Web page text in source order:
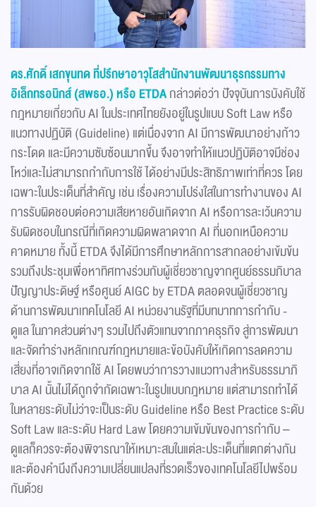
ดร.ศักดิ์ เสกขุนทด ที่ปรึกษาอาวุโสสำนักงานพัฒนาธุรกรรมทาง
อิเล็กทรอนิกส์ (สพธอ.) หรือ ETDAกล่าวต่อว่า ปัจจุบันการบังคับใช้
กฎหมายเกี่ยวกับ AI ในประเทศไทยยังอยู่ในรูปแบบ Soft Law หรือ
แนวทางปฏิบัติ (Guideline) แต่เนื่องจาก AI มีการพัฒนาอย่างก้าว
กระโดด และมีความซับซ้อนมากขึ้น จึงอาจทำให้แนวปฏิบัติอาจมีช่อง
โหว่และไม่สามารถกำกับการใช้ ได้อย่างมีประสิทธิภาพเท่าที่ควร โดย
เฉพาะในประเด็นที่สำคัญ เช่น เรื่องความโปร่งใสในการทำงานของ AI
การรับผิดชอบต่อความเสียหายอันเกิดจาก AI หรือการละเว้นความ
รับผิดชอบในกรณีที่เกิดความผิดพลาดจาก AI ที่นอกเหนือความ
คาดหมาย ทั้งนี้ ETDA จึงได้มีการศึกษาหลักการสากลอย่างเข้มข้น
รวมถึงประชุมเพื่อหาทิศทางร่วมกับผู้เชี่ยวชาญจากศูนย์ธรรมภิบาล
ปัญญาประดิษฐ์ หรือศูนย์ AIGC by ETDA ตลอดจนผู้เชี่ยวชาญ
ด้านการพัฒนาเทคโนโลยี AI หน่วยงานรัฐที่มีบทบาทการกำกับ -
ดูแล ในภาคส่วนต่างๆ รวมไปถึงตัวแทนจากภาคธุรกิจ สู่การพัฒนา
และจัดทำร่างหลักเกณฑ์กฎหมายและข้อบังคับให้เกิดการลดความ
เสี่ยงที่อาจเกิดจากใช้ AI โดยพบว่าการวางแนวทางสำหรับธรรมาภิ
บาล AI นั้นไม่ได้ถูกจำกัดเฉพาะในรูปแบบกฎหมาย แต่สามารถทำได้
ในหลายระดับไม่ว่าจะเป็นระดับ Guideline หรือ Best Practice ระดับ
Soft Law และระดับ Hard Law โดยความเข้มข้นของการกำกับ –
ดูแลก็ควรจะต้องพิจารณาให้เหมาะสมในแต่ละประเด็นที่แตกต่างกัน
และต้องคำนึงถึงความเปลี่ยนแปลงที่รวดเร็วของเทคโนโลยีไปพร้อม
กันด้วย